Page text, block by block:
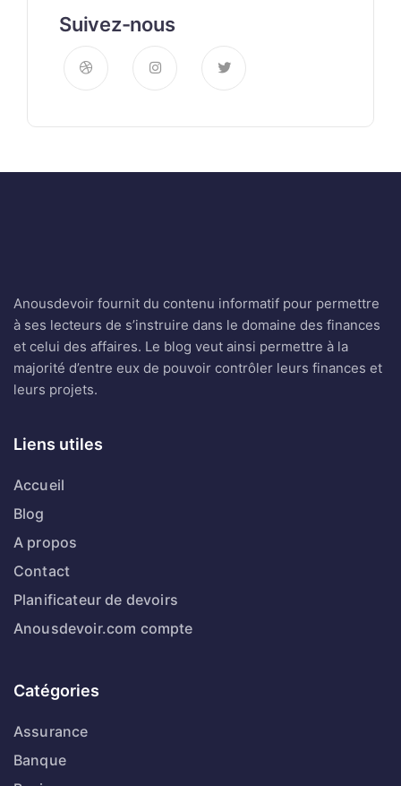
Suivez-nous
Anousdevoir fournit du contenu informatif pour permettre
à ses lecteurs de s’instruire dans le domaine des finances
et celui des affaires. Le blog veut ainsi permettre à la
majorité d’entre eux de pouvoir contrôler leurs finances et
leurs projets.
Liens utiles
Accueil
Blog
A propos
Contact
Planificateur de devoirs
Anousdevoir.com compte
Catégories
Assurance
Banque